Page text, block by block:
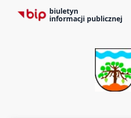
biuletyn
informacji publicznej